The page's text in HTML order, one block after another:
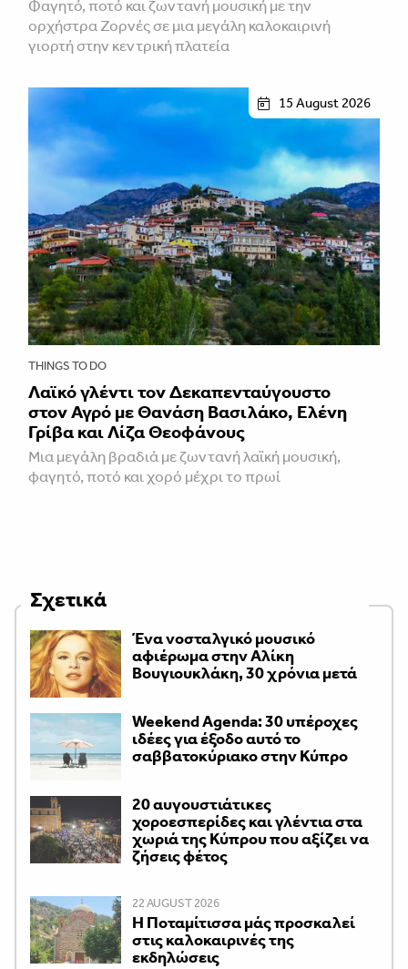
Φαγητό, ποτό και ζωντανή μουσική με την
ορχήστρα Ζορνές σε μια μεγάλη καλοκαιρινή
γιορτή στην κεντρική πλατεία
15 August 2026
THINGS TO DO
Λαϊκό γλέντι τον Δεκαπενταύγουστο
στον Αγρό με Θανάση Βασιλάκο, Ελένη
Γρίβα και Λίζα Θεοφάνους
Μια μεγάλη βραδιά με ζωντανή λαϊκή μουσική,
φαγητό, ποτό και χορό μέχρι το πρωί
Σχετικά
Ένα νοσταλγικό μουσικό
αφιέρωμα στην Αλίκη
Βουγιουκλάκη, 30 χρόνια μετά
Weekend Agenda: 30 υπέροχες
ιδέες για έξοδο αυτό το
σαββατοκύριακο στην Κύπρο
20 αυγουστιάτικες
χοροεσπερίδες και γλέντια στα
χωριά της Κύπρου που αξίζει να
ζήσεις φέτος
22 AUGUST 2026
Η Ποταμίτισσα μάς προσκαλεί
στις καλοκαιρινές της
εκδηλώσεις